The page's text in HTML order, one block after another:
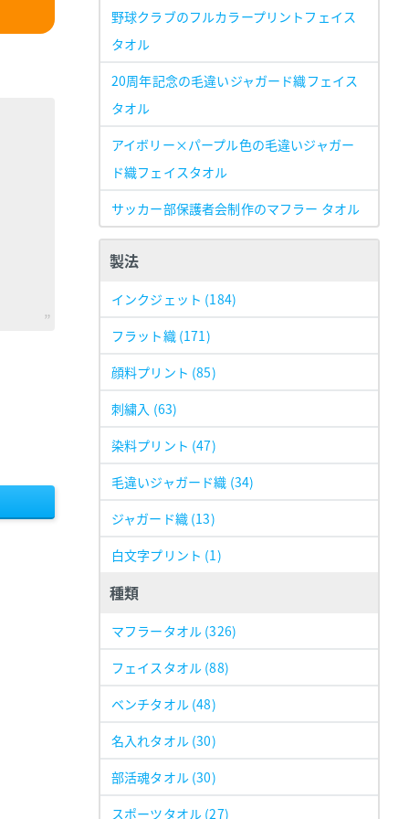
野球クラブのフルカラープリントフェイス
タオル
20周年記念の毛違いジャガード織フェイス
タオル
アイボリー×パープル色の毛違いジャガー
ド織フェイスタオル
サッカー部保護者会制作のマフラー タオル
製法
インクジェット (184)
フラット織 (171)
顔料プリント (85)
刺繍入 (63)
染料プリント (47)
毛違いジャガード織 (34)
ジャガード織 (13)
白文字プリント (1)
種類
マフラータオル (326)
フェイスタオル (88)
ベンチタオル (48)
名入れタオル (30)
部活魂タオル (30)
スポーツタオル (27)